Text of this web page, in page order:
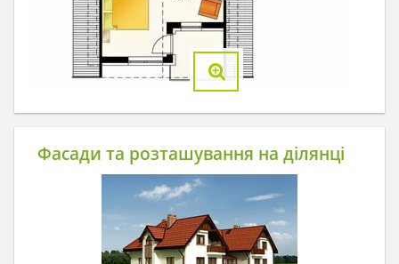
Фасади та розташування на ділянці